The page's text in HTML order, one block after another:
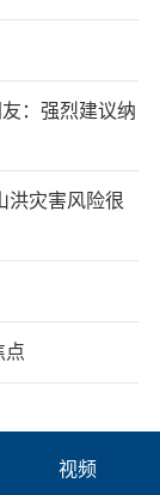
：强烈建议纳
洪灾害风险很
点
视频